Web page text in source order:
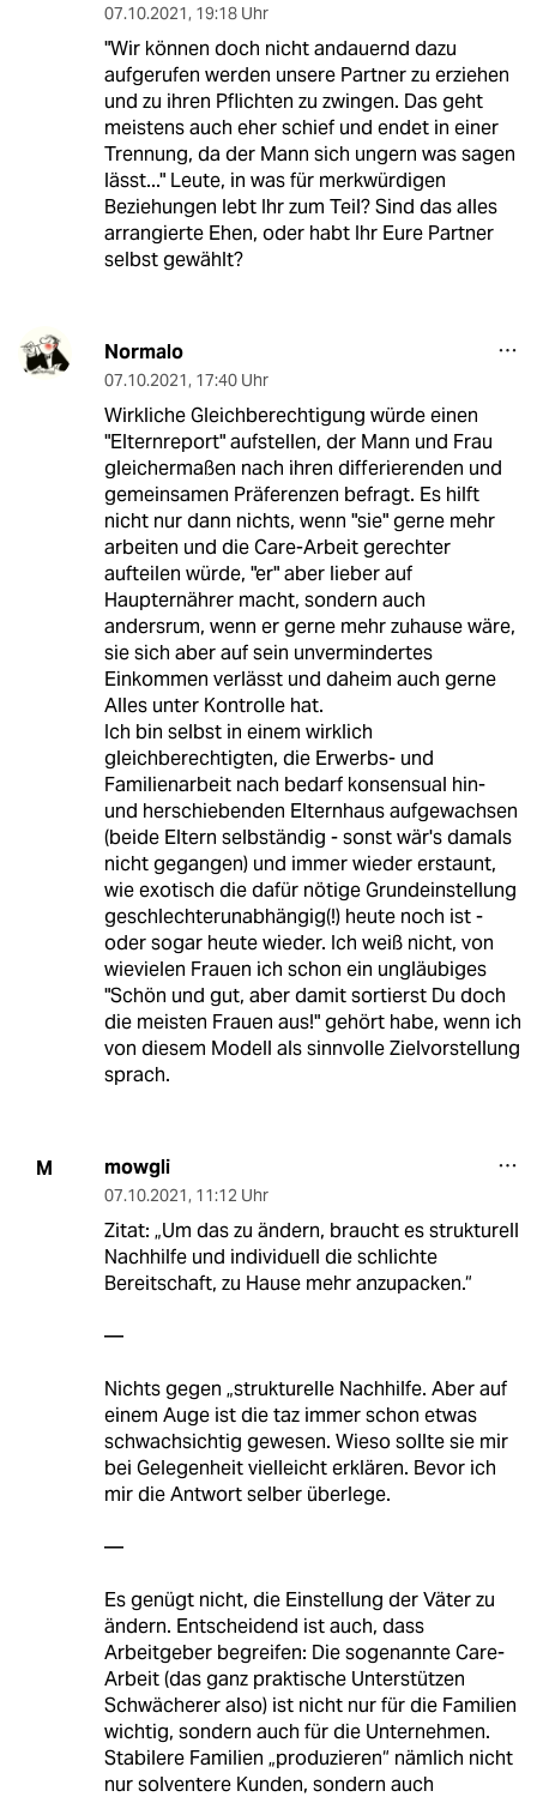
07.10.2021, 19:18 Uhr
"Wir können doch nicht andauernd dazu
aufgerufen werden unsere Partner zu erziehen
und zu ihren Pflichten zu zwingen. Das geht
meistens auch eher schief und endet in einer
Trennung, da der Mann sich ungern was sagen
lässt..." Leute, in was für merkwürdigen
Beziehungen lebt Ihr zum Teil? Sind das alles
arrangierte Ehen, oder habt Ihr Eure Partner
selbst gewählt?
Normalo
07.10.2021, 17:40 Uhr
Wirkliche Gleichberechtigung würde einen
"Elternreport" aufstellen, der Mann und Frau
gleichermaßen nach ihren differierenden und
gemeinsamen Präferenzen befragt. Es hilft
nicht nur dann nichts, wenn "sie" gerne mehr
arbeiten und die Care-Arbeit gerechter
aufteilen würde, "er" aber lieber auf
Haupternährer macht, sondern auch
andersrum, wenn er gerne mehr zuhause wäre,
sie sich aber auf sein unvermindertes
Einkommen verlässt und daheim auch gerne
Alles unter Kontrolle hat.
Ich bin selbst in einem wirklich
gleichberechtigten, die Erwerbs- und
Familienarbeit nach bedarf konsensual hin-
und herschiebenden Elternhaus aufgewachsen
(beide Eltern selbständig - sonst wär's damals
nicht gegangen) und immer wieder erstaunt,
wie exotisch die dafür nötige Grundeinstellung
geschlechterunabhängig(!) heute noch ist -
oder sogar heute wieder. Ich weiß nicht, von
wievielen Frauen ich schon ein ungläubiges
"Schön und gut, aber damit sortierst Du doch
die meisten Frauen aus!" gehört habe, wenn ich
von diesem Modell als sinnvolle Zielvorstellung
sprach.
M mowgli
07.10.2021, 11:12 Uhr
Zitat: „Um das zu ändern, braucht es strukturell
Nachhilfe und individuell die schlichte
Bereitschaft, zu Hause mehr anzupacken.“
—
Nichts gegen „strukturelle Nachhilfe. Aber auf
einem Auge ist die taz immer schon etwas
schwachsichtig gewesen. Wieso sollte sie mir
bei Gelegenheit vielleicht erklären. Bevor ich
mir die Antwort selber überlege.
—
Es genügt nicht, die Einstellung der Väter zu
ändern. Entscheidend ist auch, dass
Arbeitgeber begreifen: Die sogenannte Care-
Arbeit (das ganz praktische Unterstützen
Schwächerer also) ist nicht nur für die Familien
wichtig, sondern auch für die Unternehmen.
Stabilere Familien „produzieren“ nämlich nicht
nur solventere Kunden, sondern auch